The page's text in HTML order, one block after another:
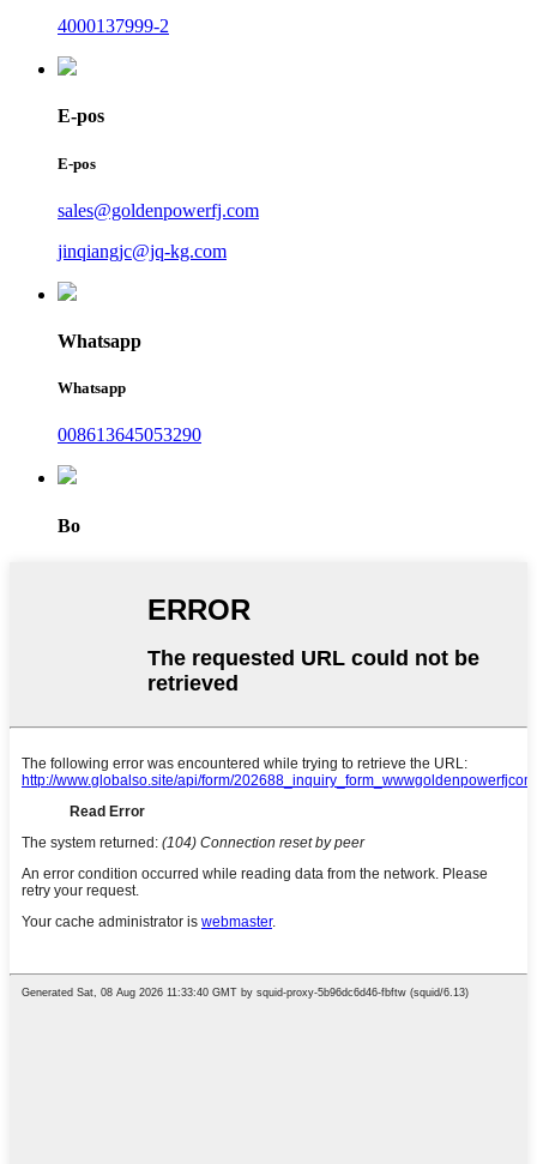
4000137999-2
E-pos
E-pos
sales@goldenpowerfj.com
jinqiangjc@jq-kg.com
Whatsapp
Whatsapp
008613645053290
Bo